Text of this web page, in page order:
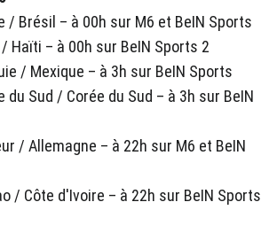
/ Brésil – à 00h sur M6 et BeIN Sports
Haïti – à 00h sur BeIN Sports 2
/ Mexique – à 3h sur BeIN Sports
du Sud / Corée du Sud – à 3h sur BeIN
/ Allemagne – à 22h sur M6 et BeIN
/ Côte d'Ivoire – à 22h sur BeIN Sports